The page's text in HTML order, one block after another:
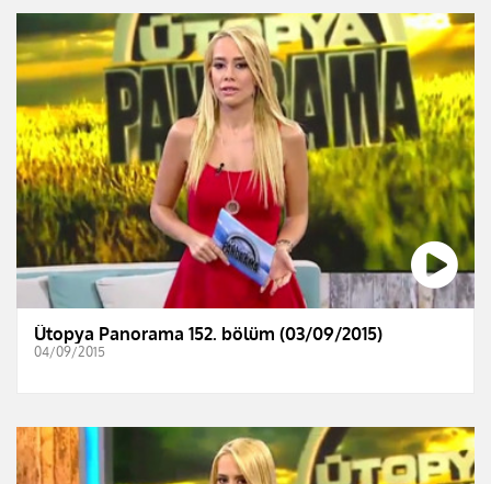
Ütopya Panorama 152. bölüm (03/09/2015)
04/09/2015